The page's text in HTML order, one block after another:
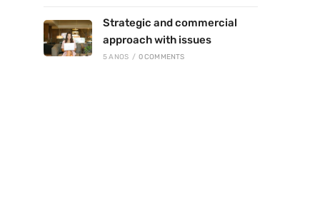
Strategic and commercial
approach with issues
5 ANOS / 0 COMMENTS